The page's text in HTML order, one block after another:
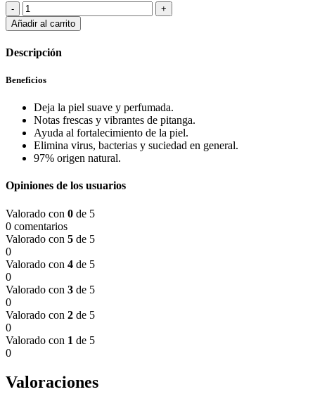
era:
S/50.00.
es:
S/22.00.
Ekos
Pitanga.
Jabón
líquido
corporal
ml
Añadir al carrito
Descripción
Beneficios
Deja la piel suave y perfumada.
Notas frescas y vibrantes de pitanga.
Ayuda al fortalecimiento de la piel.
Elimina virus, bacterias y suciedad en general.
97% origen natural.
Opiniones de los usuarios
Valorado con 0 de 5
0 comentarios
Valorado con 5 de 5
0
Valorado con 4 de 5
0
Valorado con 3 de 5
0
Valorado con 2 de 5
0
Valorado con 1 de 5
0
Valoraciones